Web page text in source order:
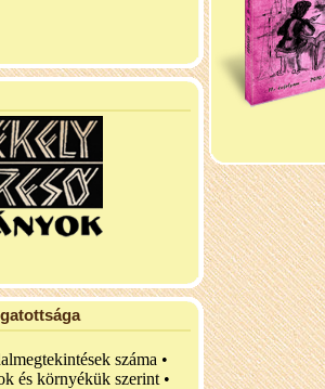
száma •
és környékük szerint •